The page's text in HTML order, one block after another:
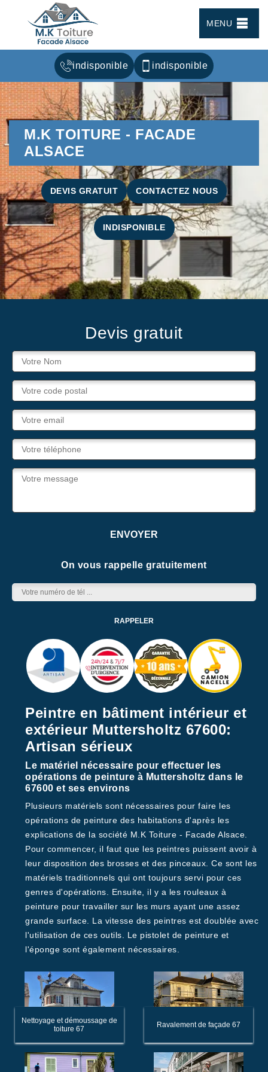
MENU
indisponible indisponible
M.K TOITURE - FACADE
ALSACE
DEVIS GRATUIT CONTACTEZ NOUS
INDISPONIBLE
Devis gratuit
On vous rappelle gratuitement
Peintre en bâtiment intérieur et
extérieur Muttersholtz 67600:
Artisan sérieux
Le matériel nécessaire pour effectuer les
opérations de peinture à Muttersholtz dans le
67600 et ses environs
Plusieurs matériels sont nécessaires pour faire les
opérations de peinture des habitations d'après les
explications de la société M.K Toiture - Facade Alsace.
Pour commencer, il faut que les peintres puissent avoir à
leur disposition des brosses et des pinceaux. Ce sont les
matériels traditionnels qui ont toujours servi pour ces
genres d'opérations. Ensuite, il y a les rouleaux à
peinture pour travailler sur les murs ayant une assez
grande surface. La vitesse des peintres est doublée avec
l'utilisation de ces outils. Le pistolet de peinture et
l'éponge sont également nécessaires.
Nettoyage et démoussage de
toiture 67
Ravalement de façade 67